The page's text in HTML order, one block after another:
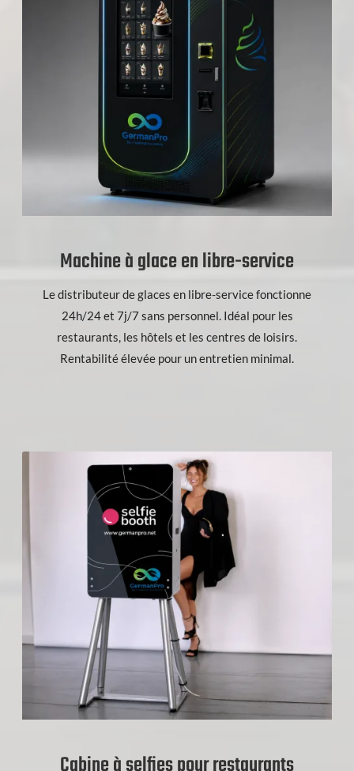
Machine à glace en libre-service
Le distributeur de glaces en libre-service fonctionne
24h/24 et 7j/7 sans personnel. Idéal pour les
restaurants, les hôtels et les centres de loisirs.
Rentabilité élevée pour un entretien minimal.